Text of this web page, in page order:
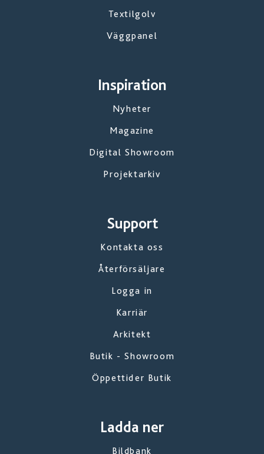
Textilgolv
Väggpanel
Inspiration
Nyheter
Magazine
Digital Showroom
Projektarkiv
Support
Kontakta oss
Återförsäljare
Logga in
Karriär
Arkitekt
Butik - Showroom
Öppettider Butik
Ladda ner
Bildbank